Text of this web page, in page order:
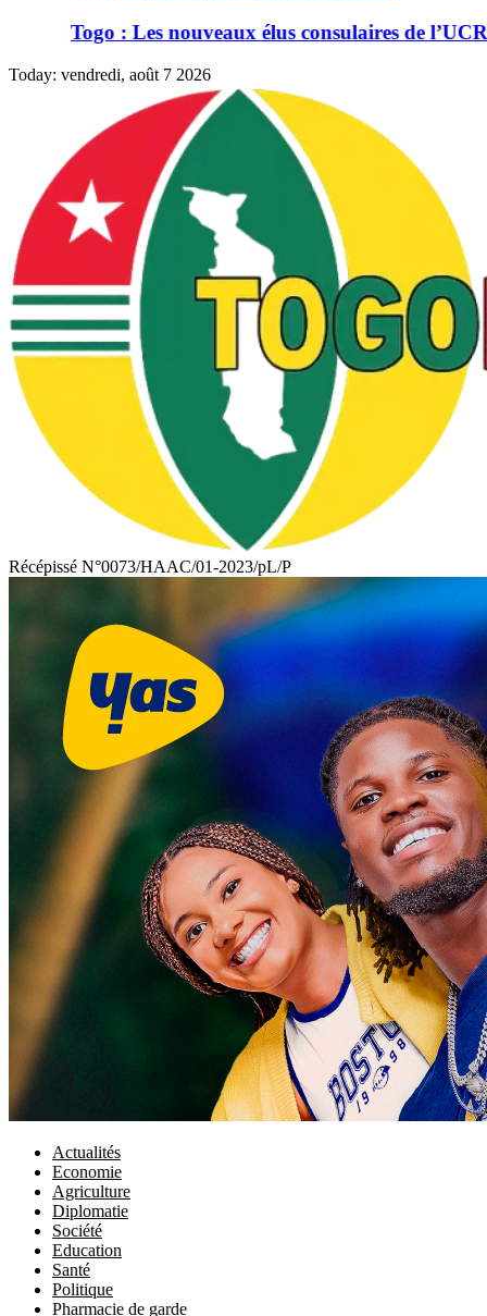
consulaires de l’UCRM installés
Today: vendredi, août 7 2026
TOGODAILYNEWS
Récépissé N°0073/HAAC/01-2023/pL/P
Actualités
Economie
Agriculture
Diplomatie
Société
Education
Santé
Politique
Pharmacie de garde